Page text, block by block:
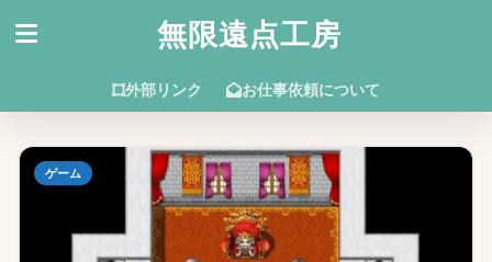
無限遠点工房
外部リンク お仕事依頼について
ゲーム